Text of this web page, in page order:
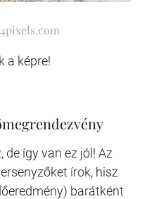
a képre!
így van ez jól! Az
írok, hisz
barátként